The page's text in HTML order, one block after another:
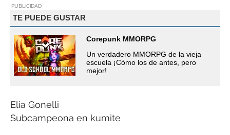
PUBLICIDAD
TE PUEDE GUSTAR
Corepunk MMORPG
Un verdadero MMORPG de la vieja
escuela ¡Cómo los de antes, pero
mejor!
Elia Gonelli
Subcampeona en kumite